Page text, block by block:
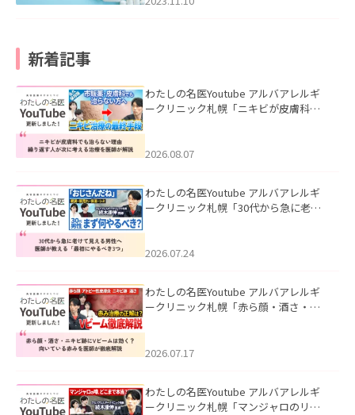
新着記事
わたしの名医Youtube アルバアレルギ
ークリニック札幌「ニキビが皮膚科で
ました。
2026.08.07
わたしの名医Youtube アルバアレルギ
ークリニック札幌「30代から急に老け
た。
2026.07.24
わたしの名医Youtube アルバアレルギ
ークリニック札幌「赤ら顔・酒さ・ニ
した。
2026.07.17
わたしの名医Youtube アルバアレルギ
ークリニック札幌「マンジャロのリア